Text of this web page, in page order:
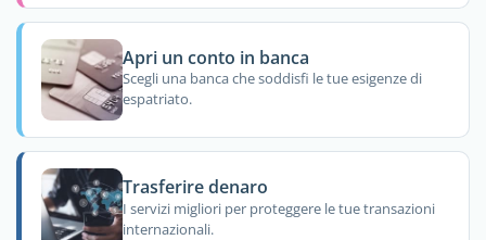
Apri un conto in banca
Scegli una banca che soddisfi le tue esigenze di
espatriato.
Trasferire denaro
I servizi migliori per proteggere le tue transazioni
internazionali.